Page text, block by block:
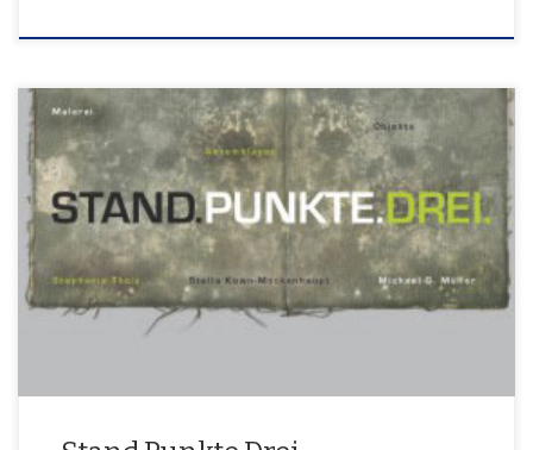
21. November – 15. Dezember 2013